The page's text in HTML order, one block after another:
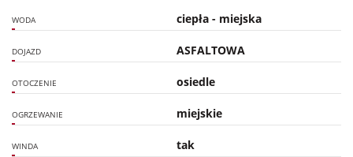
WODA ciepła - miejska
DOJAZD ASFALTOWA
OTOCZENIE osiedle
OGRZEWANIE miejskie
WINDA tak